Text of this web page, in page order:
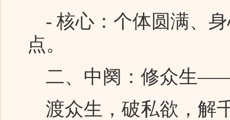
- 核心：个体圆满、
点。
二、中阕：修众生
渡众生，破私欲，解